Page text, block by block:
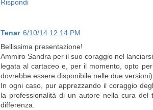
Rispondi
Tenar 6/10/14 12:14 PM
Bellissima presentazione!
Ammiro Sandra per il suo coraggio nel
legata al cartaceo e, per il momento, opto
dovrebbe essere disponibile nelle due versioni).
In ogni caso, pur apprezzando il coraggio
la professionalità di un autore nella cura
differenza.